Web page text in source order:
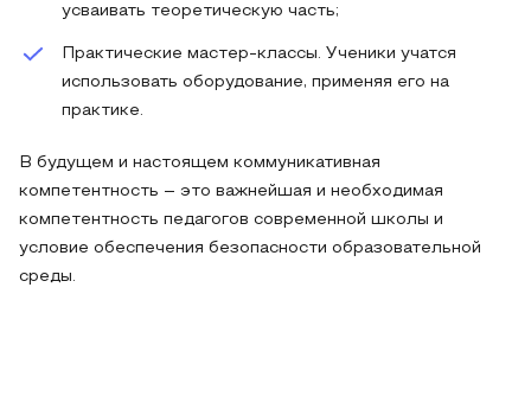
усваивать теоретическую часть;
Практические мастер-классы. Ученики учатся
использовать оборудование, применяя его на
практике.
В будущем и настоящем коммуникативная
компетентность – это важнейшая и необходимая
компетентность педагогов современной школы и
условие обеспечения безопасности образовательной
среды.